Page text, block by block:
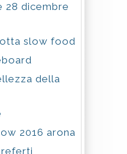
28 dicembre
slow food
della
2016 arona